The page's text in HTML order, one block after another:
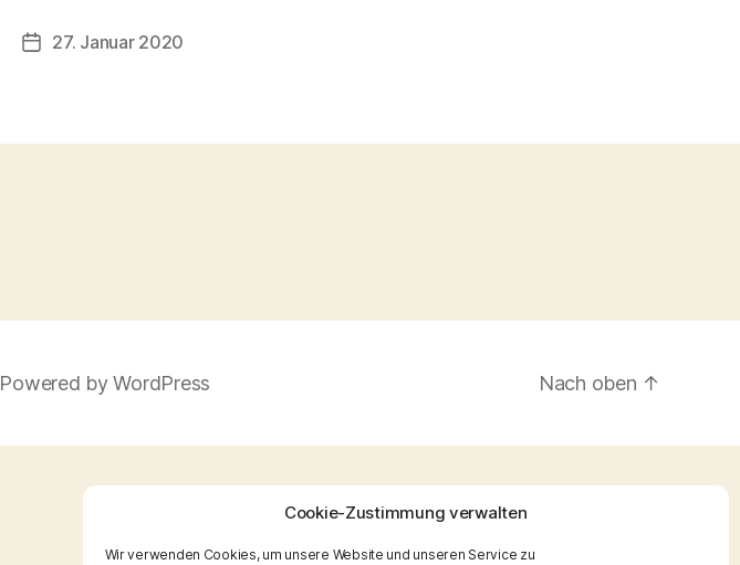
Cookie-Zustimmung verwalten
Wir verwenden Cookies, um unsere Website und unseren Service zu
Beitragsdatum
27. Januar 2020
Powered by WordPress Nach oben ↑